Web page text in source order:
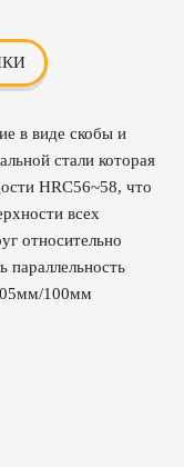
в виде скобы и
стали которая
HRC56~58, что
всех
относительно
параллельность
100мм